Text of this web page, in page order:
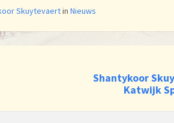
SkuytevaertinNieuws
Shantykoor
Katwijk